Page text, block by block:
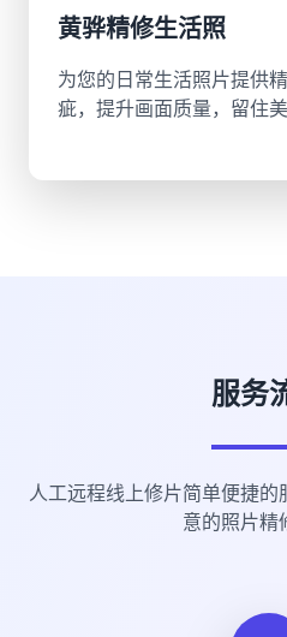
黄骅精修生活照
为您的日常生活照片提供
疵，提升画面质量，留住美
服务
人工远程线上修片简单便捷
意的照片精